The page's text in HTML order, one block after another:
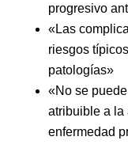
progresivo
«Las
riesgos
patologías»
«No se
atribuible a la
enfermedad